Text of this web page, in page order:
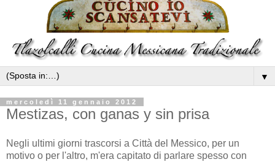
▼
mercoledì 11 gennaio 2012
Mestizas, con ganas y sin prisa
Negli ultimi giorni trascorsi a Città del Messico, per un
motivo o per l'altro, m'era capitato di parlare spesso con